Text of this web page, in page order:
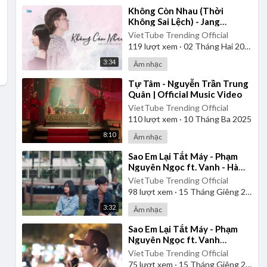
3:34
⁣Không Còn Nhau (Thời
Không Sai Lệch) - Jang
Nguyễn x Hà My (Nhạc Hoa
Lời Việt)
VietTube Trending Official
119 lượt xem · 02 Tháng Hai 2025
Âm nhạc
8:10
⁣Tự Tâm - Nguyễn Trần Trung
Quân | Official Music Video
VietTube Trending Official
110lượt xem · 10 Tháng Ba 2025
Âm nhạc
3:32
⁣Sao Em Lại Tắt Máy - Phạm
Nguyên Ngọc ft. Vanh - Hà
My Cover
VietTube Trending Official
98 lượt xem · 15 Tháng Giêng 2025
Âm nhạc
⁣Sao Em Lại Tắt Máy - Phạm
Nguyên Ngọc ft. Vanh
(Original)
VietTube Trending Official
75 lượt xem · 15 Tháng Giêng 2025